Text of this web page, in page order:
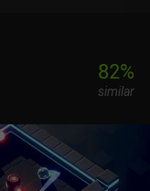
82%
similar